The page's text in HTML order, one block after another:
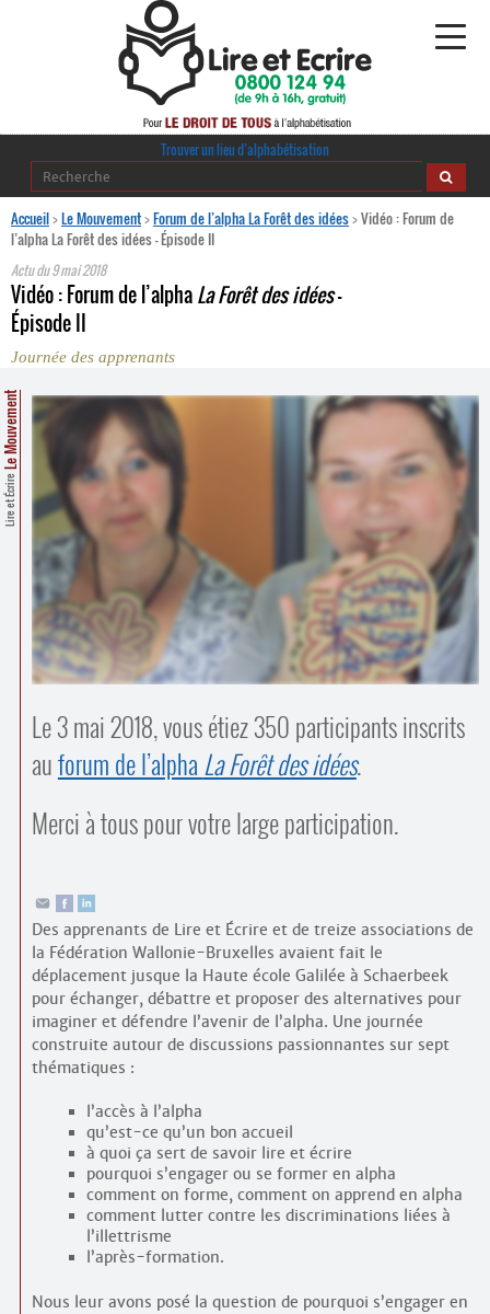
Alphabétisation
Comprendre et parler
Bienvenue en Belgique
Espace presse
Contacts
Trouver un lieu d’alphabétisation
Trouver un lieu d’alphabétisation
Accueil>Le Mouvement>Forum de l’alpha La Forêt des idées>Vidéo : Forum de
l’alpha La Forêt des idées – Épisode II
Actu du9 mai 2018
Vidéo : Forum de l’alphaLa Forêt des idées–
Épisode II
Journée des apprenants
Lire et Écrire
Le Mouvement
Le 3 mai 2018, vous étiez 350 participants inscrits
auforum de l’alpha La Forêt des idées.
Merci à tous pour votre large participation.
Des apprenants de Lire et Écrire et de treize associations de
la Fédération Wallonie-Bruxelles avaient fait le
déplacement jusque la Haute école Galilée à Schaerbeek
pour échanger, débattre et proposer des alternatives pour
imaginer et défendre l’avenir de l’alpha. Une journée
construite autour de discussions passionnantes sur sept
thématiques :
l’accès à l’alpha
qu’est-ce qu’un bon accueil
à quoi ça sert de savoir lire et écrire
pourquoi s’engager ou se former en alpha
comment on forme, comment on apprend en alpha
comment lutter contre les discriminations liées à
l’illettrisme
l’après-formation.
Nous leur avons posé la question de pourquoi s’engager en